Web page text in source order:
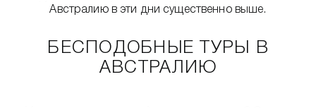
Австралию в эти дни существенно выше.
БЕСПОДОБНЫЕ ТУРЫ В
АВСТРАЛИЮ